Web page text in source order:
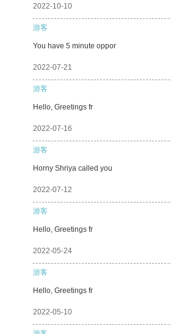
2022-10-10
游客
You have 5 minute oppor
2022-07-21
游客
Hello, Greetings fr
2022-07-16
游客
Horny Shriya called you
2022-07-12
游客
Hello, Greetings fr
2022-05-24
游客
Hello, Greetings fr
2022-05-10